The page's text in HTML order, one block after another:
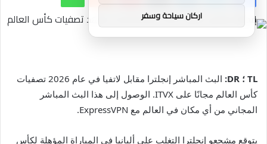
TL ؛ DR:
البث المباشر إنجلترا مقابل لاتفيا في عام 2026 تصفيات
كأس العالم مجانًا على ITVX. الوصول إلى هذا البث المباشر
المجاني من أي مكان في العالم مع ExpressVPN.
يتوقع مشجعو إنجلترا التغلب على ألبانيا في المباراة المؤهلة لكأس
اركان سياحة وسفر